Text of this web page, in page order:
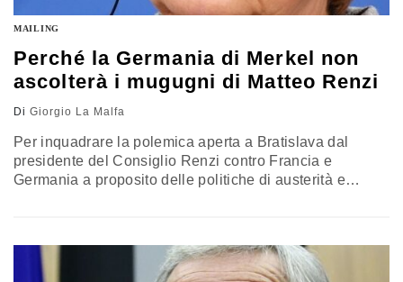
MAILING
Perché la Germania di Merkel non
ascolterà i mugugni di Matteo Renzi
Di Giorgio La Malfa
Per inquadrare la polemica aperta a Bratislava dal
presidente del Consiglio Renzi contro Francia e
Germania a proposito delle politiche di austerità e
del contendere. La questione risale a quasi venti anni
fa,…